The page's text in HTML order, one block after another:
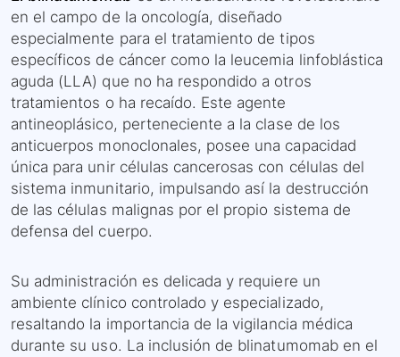
en el campo de la oncología, diseñado
especialmente para el tratamiento de tipos
específicos de cáncer como la leucemia linfoblástica
aguda (LLA) que no ha respondido a otros
tratamientos o ha recaído. Este agente
antineoplásico, perteneciente a la clase de los
anticuerpos monoclonales, posee una capacidad
única para unir células cancerosas con células del
sistema inmunitario, impulsando así la destrucción
de las células malignas por el propio sistema de
defensa del cuerpo.
Su administración es delicada y requiere un
ambiente clínico controlado y especializado,
resaltando la importancia de la vigilancia médica
durante su uso. La inclusión de blinatumomab en el